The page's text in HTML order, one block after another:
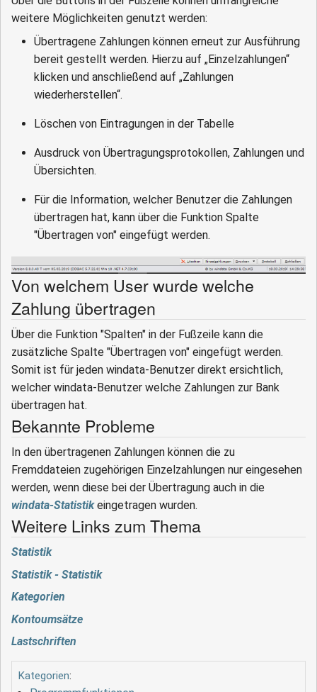
weitere Möglichkeiten genutzt werden:
Übertragene Zahlungen können erneut zur Ausführung
bereit gestellt werden. Hierzu auf „Einzelzahlungen“
klicken und anschließend auf „Zahlungen
wiederherstellen“.
Löschen von Eintragungen in der Tabelle
Ausdruck von Übertragungsprotokollen, Zahlungen und
Übersichten.
Für die Information, welcher Benutzer die Zahlungen
übertragen hat, kann über die Funktion Spalte
"Übertragen von" eingefügt werden.
Von welchem User wurde welche
Zahlung übertragen
Über die Funktion "Spalten" in der Fußzeile kann die
zusätzliche Spalte "Übertragen von" eingefügt werden.
Somit ist für jeden windata-Benutzer direkt ersichtlich,
welcher windata-Benutzer welche Zahlungen zur Bank
übertragen hat.
Bekannte Probleme
In den übertragenen Zahlungen können die zu
Fremddateien zugehörigen Einzelzahlungen nur eingesehen
werden, wenn diese bei der Übertragung auch in die
windata-Statistikeingetragen wurden.
Weitere Links zum Thema
Statistik
Statistik - Statistik
Kategorien
Kontoumsätze
Lastschriften
Kategorien: